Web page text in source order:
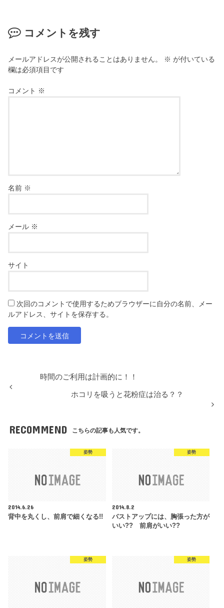
コメントを残す
メールアドレスが公開されることはありません。 ※ が付いている
欄は必須項目です
コメント ※
名前 ※
メール ※
サイト
次回のコメントで使用するためブラウザーに自分の名前、メー
ルアドレス、サイトを保存する。
時間のご利用は計画的に！！
ホコリを吸うと花粉症は治る？？
RECOMMEND こちらの記事も人気です。
姿勢
2014.6.26
背中を丸くし、前肩で細くなる!!
姿勢
2014.8.2
バストアップには、胸張った方が
いい?? 前肩がいい??
姿勢 姿勢